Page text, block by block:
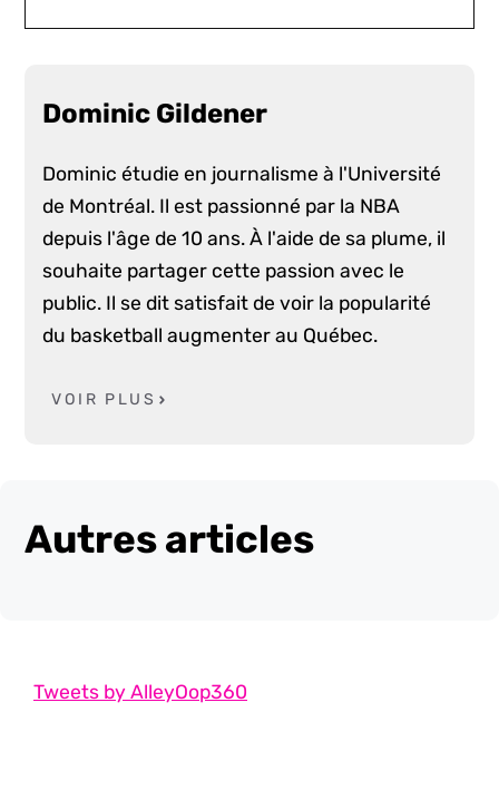
Dominic Gildener
Dominic étudie en journalisme à l'Université
de Montréal. Il est passionné par la NBA
depuis l'âge de 10 ans. À l'aide de sa plume, il
souhaite partager cette passion avec le
public. Il se dit satisfait de voir la popularité
du basketball augmenter au Québec.
VOIR PLUS
Autres articles
Tweets by AlleyOop360